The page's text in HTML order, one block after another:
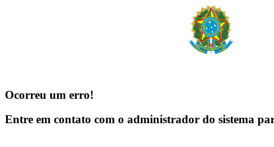
Ocorreu um erro!
Entre em contato com o administrador do sistema